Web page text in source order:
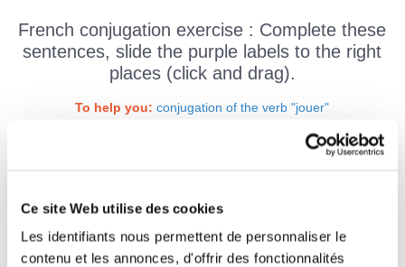
Ce site Web utilise des cookies
Les identifiants nous permettent de personnaliser le
contenu et les annonces, d'offrir des fonctionnalités
French conjugation exercise : Complete these
sentences, slide the purple labels to the right
places (click and drag).
To help you: conjugation of the verb "jouer"
de la guitare à mon
Vous
amies.